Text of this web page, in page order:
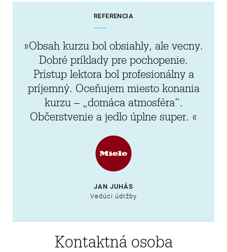
REFERENCIA
»Obsah kurzu bol obsiahly, ale vecny.
Dobré príklady pre pochopenie.
Prístup lektora bol profesionálny a
príjemný. Oceňujem miesto konania
kurzu – „domáca atmosféra“.
Občerstvenie a jedlo úplne super. «
JAN JUHÁS
Vedúci údržby
Kontaktná osoba